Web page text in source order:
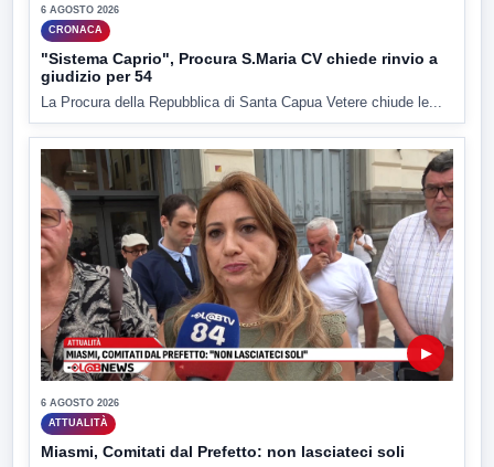
6 AGOSTO 2026
CRONACA
"Sistema Caprio", Procura S.Maria CV chiede rinvio a
giudizio per 54
La Procura della Repubblica di Santa Capua Vetere chiude le...
▶
6 AGOSTO 2026
ATTUALITÀ
Miasmi, Comitati dal Prefetto: non lasciateci soli